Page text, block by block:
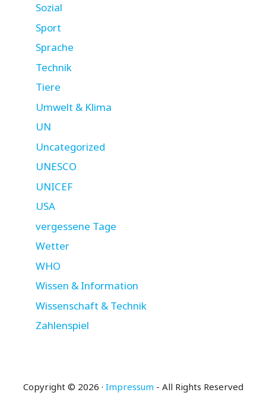
Sozial
Sport
Sprache
Technik
Tiere
Umwelt & Klima
UN
Uncategorized
UNESCO
UNICEF
USA
vergessene Tage
Wetter
WHO
Wissen & Information
Wissenschaft & Technik
Zahlenspiel
Copyright © 2026 · Impressum - All Rights Reserved